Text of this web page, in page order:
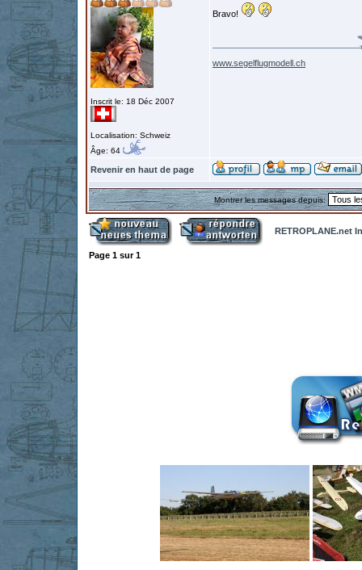
Inscrit le: 18 Déc 2007
Localisation: Schweiz
Âge: 64
Bravo!
www.segelflugmodell.ch
Revenir en haut de page
Montrer les messages depuis:
RETROPLANE.net
Page 1 sur1